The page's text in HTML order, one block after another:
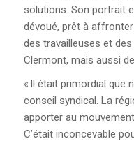
solutions. Son portrait
dévoué, prêt à
des travailleuses et des
Clermont, mais aussi
« Il était primordial que
conseil syndical. La
apporter au
C’était inconcevable